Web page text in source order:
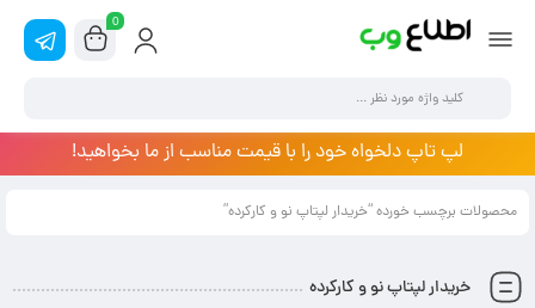
0
لپ تاپ دلخواه خود را با قیمت مناسب از ما بخواهید!
محصولات برچسب خورده “خریدار لپتاپ نو و کارکرده”
خریدار لپتاپ نو و کارکرده